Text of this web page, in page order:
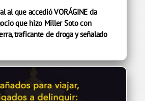
al que accedió VORÁGINE da
que hizo Miller Soto con
traficante de droga y señalado